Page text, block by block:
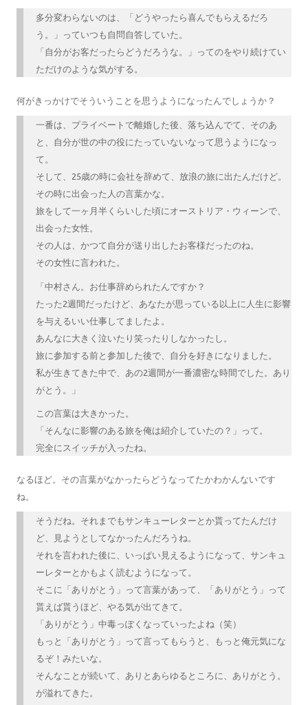
多分変わらないのは、「どうやったら喜んでもらえるだろ
う。」っていつも自問自答していた。
「自分がお客だったらどうだろうな。」ってのをやり続けてい
ただけのような気がする。
何がきっかけでそういうことを思うようになったんでしょうか？
一番は、プライベートで離婚した後、落ち込んでて、そのあ
と、自分が世の中の役にたっていないなって思うようになっ
て。
そして、25歳の時に会社を辞めて、放浪の旅に出たんだけど。
その時に出会った人の言葉かな。
旅をして一ヶ月半くらいした頃にオーストリア・ウィーンで、
出会った女性。
その人は、かつて自分が送り出したお客様だったのね。
その女性に言われた。
「中村さん。お仕事辞められたんですか？
たった2週間だったけど、あなたが思っている以上に人生に影響
を与えるいい仕事してましたよ。
あんなに大きく泣いたり笑ったりしなかったし。
旅に参加する前と参加した後で、自分を好きになりました。
私が生きてきた中で、あの2週間が一番濃密な時間でした。あり
がとう。」
この言葉は大きかった。
「そんなに影響のある旅を俺は紹介していたの？」って。
完全にスイッチが入ったね。
なるほど。その言葉がなかったらどうなってたかわかんないです
ね。
そうだね。それまでもサンキューレターとか貰ってたんだけ
ど、見ようとしてなかったんだろうね。
それを言われた後に、いっぱい見えるようになって、サンキュ
ーレターとかもよく読むようになって。
そこに「ありがとう」って言葉があって、「ありがとう」って
貰えば貰うほど、やる気が出てきて。
「ありがとう」中毒っぽくなっていったよね（笑）
もっと「ありがとう」って言ってもらうと、もっと俺元気にな
るぞ！みたいな。
そんなことが続いて、ありとあらゆるところに、ありがとう。
が溢れてきた。